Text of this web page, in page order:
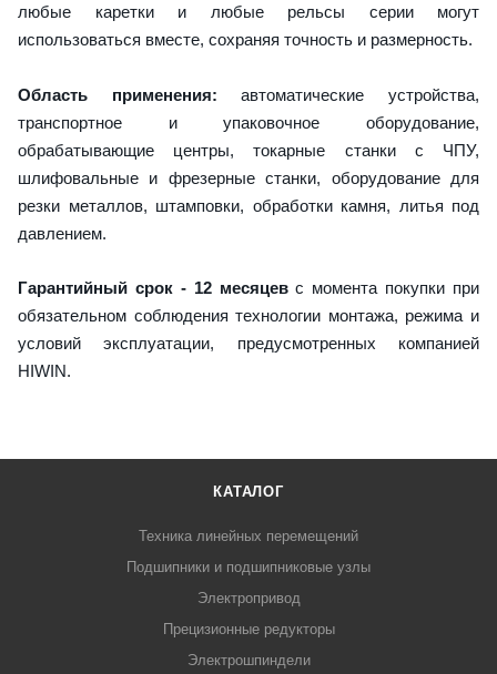
любые каретки и любые рельсы серии могут
использоваться вместе, сохраняя точность и размерность.
Область применения: автоматические устройства,
транспортное и упаковочное оборудование,
обрабатывающие центры, токарные станки с ЧПУ,
шлифовальные и фрезерные станки, оборудование для
резки металлов, штамповки, обработки камня, литья под
давлением.
Гарантийный срок - 12 месяцевс момента покупки при
обязательном соблюдения технологии монтажа, режима и
условий эксплуатации, предусмотренных компанией
HIWIN.
КАТАЛОГ
Техника линейных перемещений
Подшипники и подшипниковые узлы
Электропривод
Прецизионные редукторы
Электрошпиндели